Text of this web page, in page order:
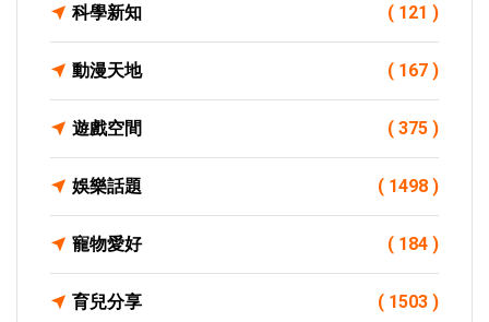
科學新知 ( 121 )
動漫天地 ( 167 )
遊戲空間 ( 375 )
娛樂話題 ( 1498 )
寵物愛好 ( 184 )
育兒分享 ( 1503 )